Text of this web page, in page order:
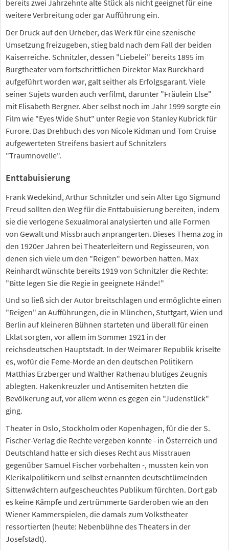
bereits zwei Jahrzehnte alte Stück als nicht geeignet für eine
weitere Verbreitung oder gar Aufführung ein.
Der Druck auf den Urheber, das Werk für eine szenische
Umsetzung freizugeben, stieg bald nach dem Fall der beiden
Kaiserreiche. Schnitzler, dessen "Liebelei" bereits 1895 im
Burgtheater vom fortschrittlichen Direktor Max Burckhard
aufgeführt worden war, galt seither als Erfolgsgarant. Viele
seiner Sujets wurden auch verfilmt, darunter "Fräulein Else"
mit Elisabeth Bergner. Aber selbst noch im Jahr 1999 sorgte ein
Film wie "Eyes Wide Shut" unter Regie von Stanley Kubrick für
Furore. Das Drehbuch des von Nicole Kidman und Tom Cruise
aufgewerteten Streifens basiert auf Schnitzlers
"Traumnovelle".
Enttabuisierung
Frank Wedekind, Arthur Schnitzler und sein Alter Ego Sigmund
Freud sollten den Weg für die Enttabuisierung bereiten, indem
sie die verlogene Sexualmoral analysierten und alle Formen
von Gewalt und Missbrauch anprangerten. Dieses Thema zog in
den 1920er Jahren bei Theaterleitern und Regisseuren, von
denen sich viele um den "Reigen" beworben hatten. Max
Reinhardt wünschte bereits 1919 von Schnitzler die Rechte:
"Bitte legen Sie die Regie in geeignete Hände!"
Und so ließ sich der Autor breitschlagen und ermöglichte einen
"Reigen" an Aufführungen, die in München, Stuttgart, Wien und
Berlin auf kleineren Bühnen starteten und überall für einen
Eklat sorgten, vor allem im Sommer 1921 in der
reichsdeutschen Hauptstadt. In der Weimarer Republik kriselte
es, wofür die Feme-Morde an den deutschen Politikern
Matthias Erzberger und Walther Rathenau blutiges Zeugnis
ablegten. Hakenkreuzler und Antisemiten hetzten die
Bevölkerung auf, vor allem wenn es gegen ein "Judenstück"
ging.
Theater in Oslo, Stockholm oder Kopenhagen, für die der S.
Fischer-Verlag die Rechte vergeben konnte - in Österreich und
Deutschland hatte er sich dieses Recht aus Misstrauen
gegenüber Samuel Fischer vorbehalten -, mussten kein von
Klerikalpolitikern und selbst ernannten deutschtümelnden
Sittenwächtern aufgescheuchtes Publikum fürchten. Dort gab
es keine Kämpfe und zertrümmerte Garderoben wie an den
Wiener Kammerspielen, die damals zum Volkstheater
ressortierten (heute: Nebenbühne des Theaters in der
Josefstadt).